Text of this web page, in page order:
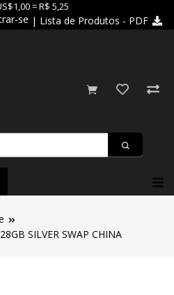
= R$ 5,25
se | Lista de Produtos - PDF
SILVER SWAP CHINA